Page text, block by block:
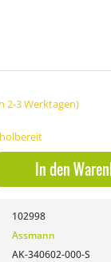
2-3 Werktagen)
In den
102998
Assmann
AK-340602-000-S